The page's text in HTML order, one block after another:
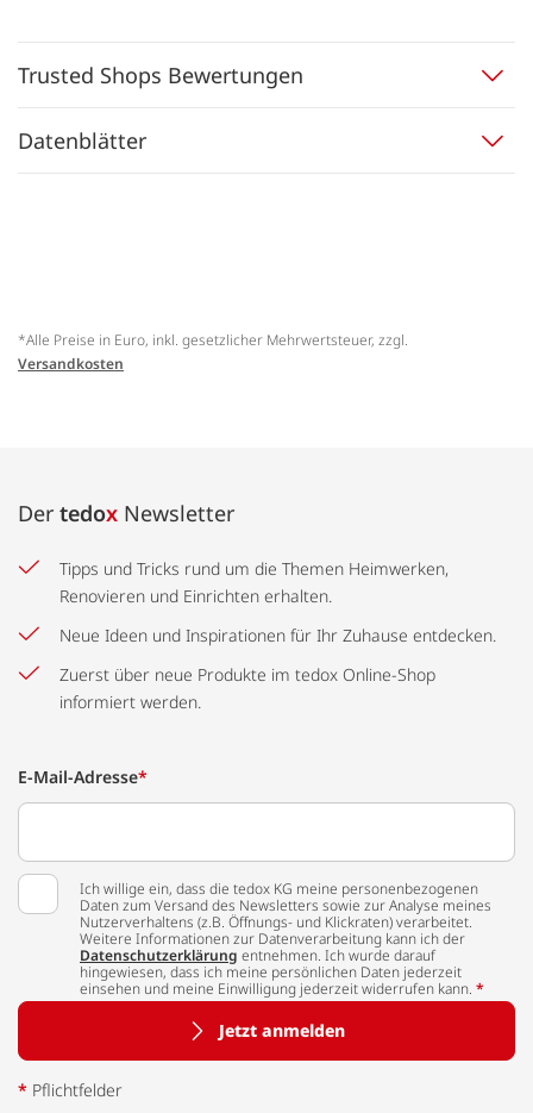
Trusted Shops Bewertungen
Datenblätter
*Alle Preise in Euro, inkl. gesetzlicher Mehrwertsteuer, zzgl.
Versandkosten
Der tedox Newsletter
Tipps und Tricks rund um die Themen Heimwerken,
Renovieren und Einrichten erhalten.
Neue Ideen und Inspirationen für Ihr Zuhause entdecken.
Zuerst über neue Produkte im tedox Online-Shop
informiert werden.
E-Mail-Adresse*
Ich willige ein, dass die tedox KG meine personenbezogenen
Daten zum Versand des Newsletters sowie zur Analyse meines
Nutzerverhaltens (z.B. Öffnungs- und Klickraten) verarbeitet.
Weitere Informationen zur Datenverarbeitung kann ich der
Datenschutzerklärung entnehmen. Ich wurde darauf
hingewiesen, dass ich meine persönlichen Daten jederzeit
einsehen und meine Einwilligung jederzeit widerrufen kann. *
Jetzt anmelden
* Pflichtfelder